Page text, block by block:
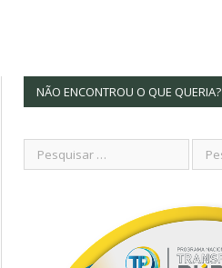
NÃO ENCONTROU O QUE QUERIA?